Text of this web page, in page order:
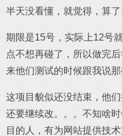
半天没看懂，就觉得，算
期限是15号，实际上12号
点不想再碰了，所以做完
来他们测试的时候跟我说那
这项目貌似还没结束，他
还要继续改。。。不知啥
目的人，有为网站提供技